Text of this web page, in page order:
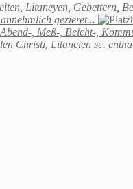
Litaneyen, Gebettern,
gezieret...
, Meß-, Beicht-,
Christi, Litaneien sc.